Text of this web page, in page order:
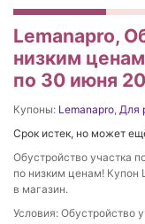
Lemanapro,
низким
по 30 июня
Купоны: Lemanapro, Для
Срок истек, но может
Обустройство участка
по низким ценам! Купон
в магазин.
Условия: Обустройство